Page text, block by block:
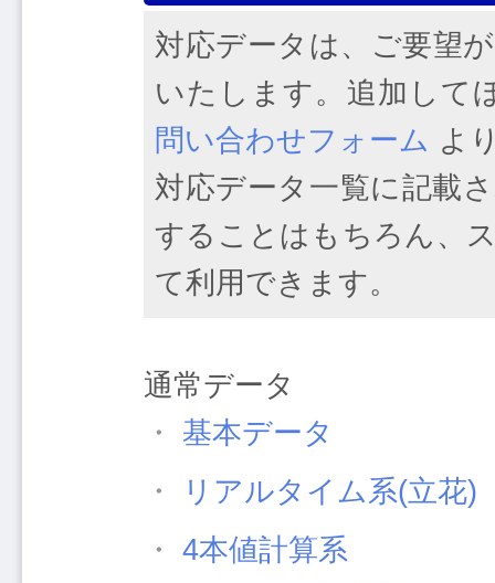
対応データは、ご要望
いたします。追加して
問い合わせフォーム よ
対応データ一覧に記載
することはもちろん、
て利用できます。
通常データ
・
基本データ
・
リアルタイム系(立花)
・
4本値計算系